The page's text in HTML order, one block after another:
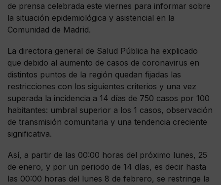
de prensa celebrada este viernes para informar sobre
la situación epidemiológica y asistencial en la
Comunidad de Madrid.
La directora general de Salud Pública ha explicado
que debido al aumento de casos de coronavirus en
distintos puntos de la región quedan fijadas las
restricciones con los siguientes criterios y una vez
superada la incidencia a 14 días de 750 casos por 100
habitantes: umbral superior a los 1 casos, observación
de transmisión comunitaria y una tendencia creciente
significativa.
Así, a partir de las 00:00 horas del próximo lunes, 25
de enero, y por un periodo de 14 días, es decir hasta
las 00:00 horas del lunes 8 de febrero, se restringe la